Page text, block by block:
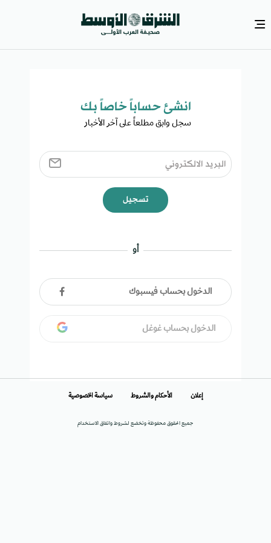
انشئ حساباً خاصاً بك​
سجل وابق مطلعاً على آخر الأخبار ​
تسجيل
أو
الدخول بحساب فيسبوك
الدخول بحساب غوغل
جميع الحقوق محفوظة وتخضع لشروط واتفاق الاستخدام
إعلان الأحكام والشروط سياسة الخصوصية